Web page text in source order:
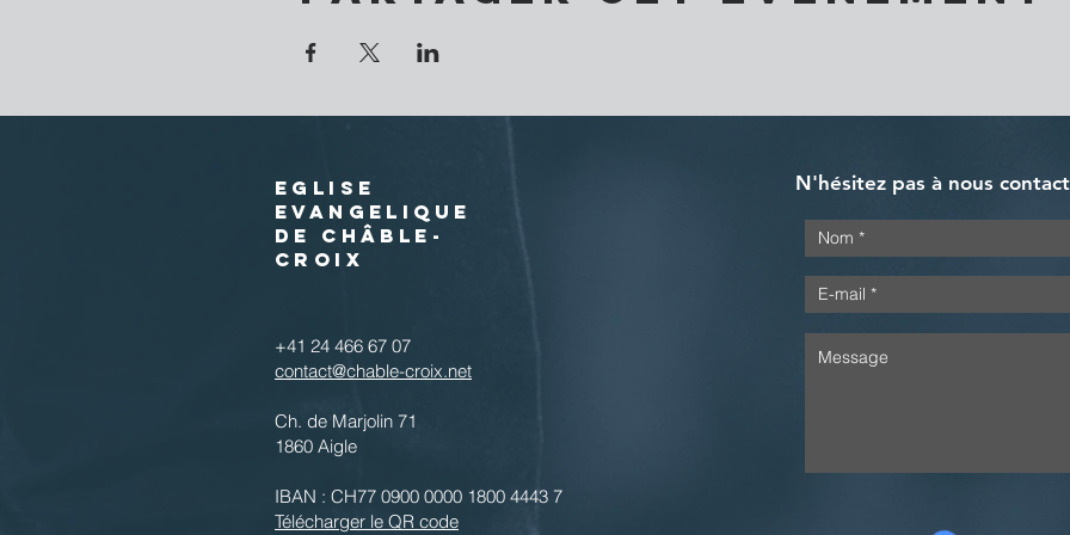
EGLISE
EVANGELIQUE
DE CHÂBLE-
CROIX
+41 24 466 67 07
contact@chable-croix.net
Ch. de Marjolin 71
1860 Aigle
IBAN : CH77 0900 0000 1800 4443 7
Télécharger le QR code
N'hésitez pas à nous